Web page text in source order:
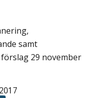
samt
29 november